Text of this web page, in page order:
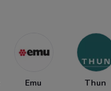
Emu Thun